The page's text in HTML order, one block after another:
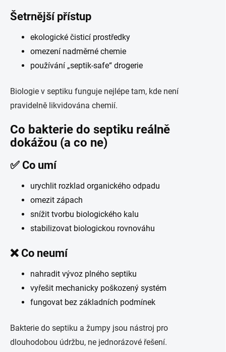
Šetrnější přístup
ekologické čisticí prostředky
omezení nadměrné chemie
používání „septik-safe“ drogerie
Biologie v septiku funguje nejlépe tam, kde není
pravidelně likvidována chemií.
Co bakterie do septiku reálně
dokážou (a co ne)
✅ Co umí
urychlit rozklad organického odpadu
omezit zápach
snížit tvorbu biologického kalu
stabilizovat biologickou rovnováhu
❌ Co neumí
nahradit vývoz plného septiku
vyřešit mechanicky poškozený systém
fungovat bez základních podmínek
Bakterie do septiku a žumpy jsou nástroj pro
dlouhodobou údržbu, ne jednorázové řešení.